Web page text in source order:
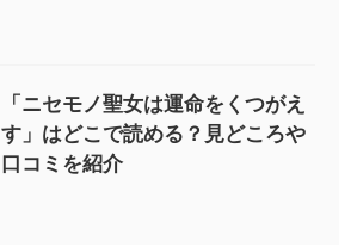
「ニセモノ聖女は運命をくつがえ
す」はどこで読める？見どころや
口コミを紹介